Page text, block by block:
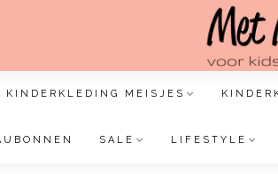
KINDERKLEDING MEISJES
SALE LIFESTYLE